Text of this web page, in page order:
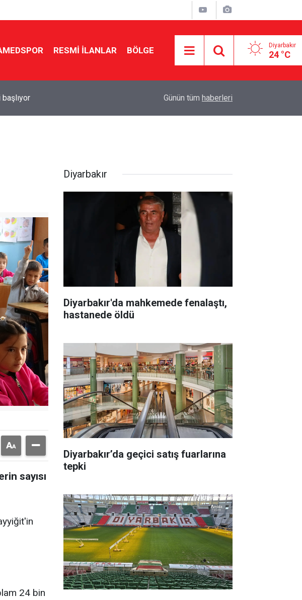
RESMI İLANLAR BÖLGE Diyarbakır
24 °C
TFF inceledi: Diyarbakır Stadyumu Amedspor
Günün tüm haberleri
sayısı
24 bin
Diyarbakır
Diyarbakır'da mahkemede fenalaştı,
hastanede öldü
Diyarbakır’da geçici satış fuarlarına
tepki